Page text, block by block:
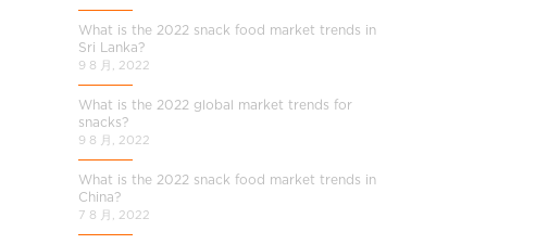
What is the 2022 snack food market trends in
Sri Lanka?
9 8 月, 2022
What is the 2022 global market trends for
snacks?
9 8 月, 2022
What is the 2022 snack food market trends in
China?
7 8 月, 2022